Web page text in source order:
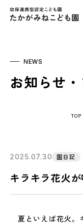
NEWS
お知らせ
TOP
2025.07.30 園日記
キラキラ花火
夏といえば花火。